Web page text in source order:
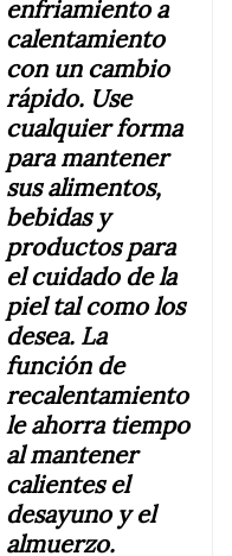
enfriamiento a
calentamiento
con un cambio
rápido. Use
cualquier forma
para mantener
sus alimentos,
bebidas y
productos para
el cuidado de la
piel tal como los
desea. La
función de
recalentamiento
le ahorra tiempo
al mantener
calientes el
desayuno y el
almuerzo.